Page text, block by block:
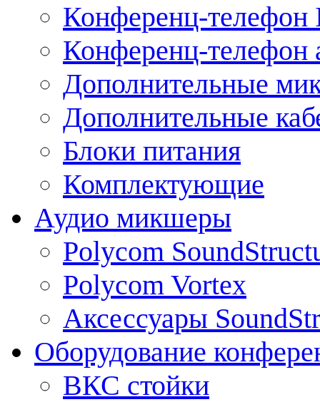
Конференц-телефон
Конференц-телефон
Дополнительные
Дополнительные
Блоки питания
Комплектующие
Аудио микшеры
Polycom
Polycom Vortex
Аксессуары
Оборудование
ВКС стойки